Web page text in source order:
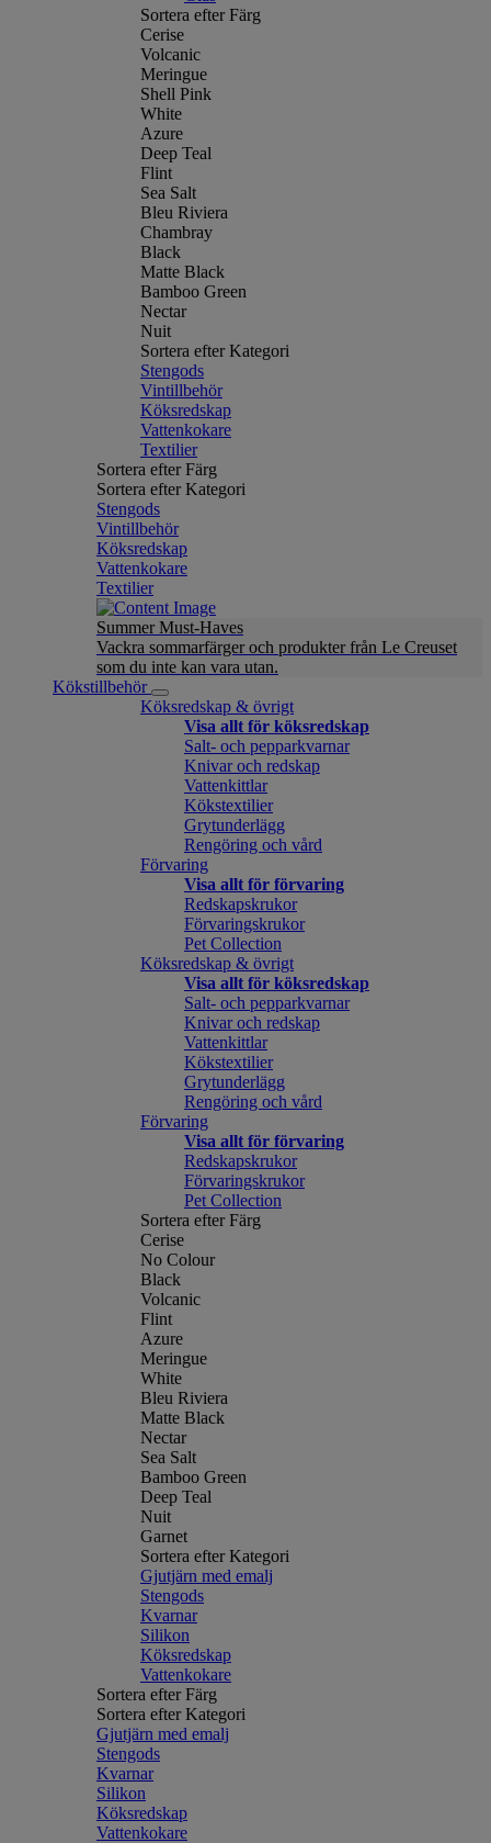
Sortera efter Färg
Cerise
Volcanic
Meringue
Shell Pink
White
Azure
Deep Teal
Flint
Sea Salt
Bleu Riviera
Chambray
Black
Matte Black
Bamboo Green
Nectar
Nuit
Sortera efter Kategori
Stengods
Vintillbehör
Köksredskap
Vattenkokare
Textilier
Sortera efter Färg
Sortera efter Kategori
Stengods
Vintillbehör
Köksredskap
Vattenkokare
Textilier
Summer Must-Haves
Vackra sommarfärger och produkter från Le Creuset
som du inte kan vara utan.
Kökstillbehör
Köksredskap & övrigt
Visa allt för köksredskap
Salt- och pepparkvarnar
Knivar och redskap
Vattenkittlar
Kökstextilier
Grytunderlägg
Rengöring och vård
Förvaring
Visa allt för förvaring
Redskapskrukor
Förvaringskrukor
Pet Collection
Köksredskap & övrigt
Visa allt för köksredskap
Salt- och pepparkvarnar
Knivar och redskap
Vattenkittlar
Kökstextilier
Grytunderlägg
Rengöring och vård
Förvaring
Visa allt för förvaring
Redskapskrukor
Förvaringskrukor
Pet Collection
Sortera efter Färg
Cerise
No Colour
Black
Volcanic
Flint
Azure
Meringue
White
Bleu Riviera
Matte Black
Nectar
Sea Salt
Bamboo Green
Deep Teal
Nuit
Garnet
Sortera efter Kategori
Gjutjärn med emalj
Stengods
Kvarnar
Silikon
Köksredskap
Vattenkokare
Sortera efter Färg
Sortera efter Kategori
Gjutjärn med emalj
Stengods
Kvarnar
Silikon
Köksredskap
Vattenkokare